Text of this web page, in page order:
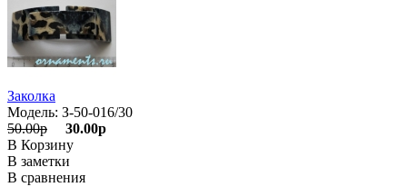
Заколка
Модель: З-50-016/30
50.00р
30.00р
В Корзину
В заметки
В сравнения